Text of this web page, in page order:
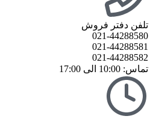
تلفن دفتر فروش
021-44288580
021-44288581
021-44288582
تماس: 10:00 الی 17:00